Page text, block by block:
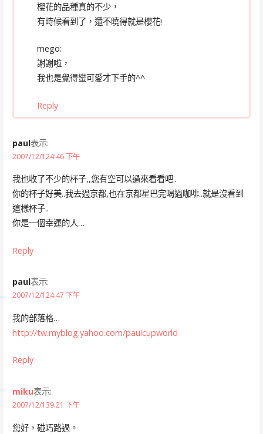
櫻花的品種真的不少，
有時候看到了，還不曉得就是櫻花!
mego:
謝謝啦，
我也是覺得蠻可愛才下手的^^
Reply
paul表示:
2007/12/124:46 下午
我也收了不少的杯子,,您有空可以過來看看吧..
你的杯子好美..我去過京都,也在京都星巴完喝過咖啡..就是沒看到
這樣杯子..
你是一個幸運的人…
Reply
paul表示:
2007/12/124:47 下午
我的部落格…
http://tw.myblog.yahoo.com/paulcupworld
Reply
miku表示:
2007/12/139:21 下午
您好，碰巧路過。